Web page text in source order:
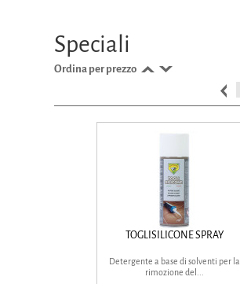
Speciali
Ordina per prezzo
TOGLISILICONE SPRAY
Detergente a base di solventi per la
rimozione del...